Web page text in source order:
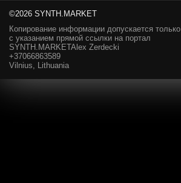
©2026 SYNTH.MARKET
Копирование информации допускается только
с указанием прямой ссылки на портал
SYNTH.MARKETAlex Zerdecki
+37066863589
Vilnius, Lithuania